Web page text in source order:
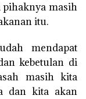
pihaknya masih
itu.
mendapat
kebetulan di
masih kita
dan kita akan